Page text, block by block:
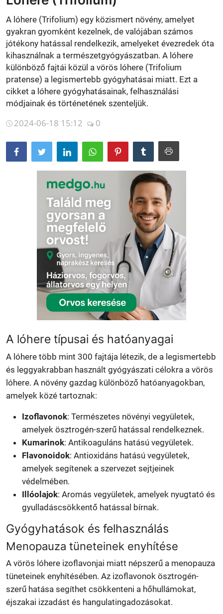
Betegségek
Gyógynövénybolt kereső
A lóhere (Trifolium) egy közismert növény, amelyet
gyakran gyomként kezelnek, de valójában számos
jótékony hatással rendelkezik, amelyeket évezredek óta
kihasználnak a természetgyógyászatban. A lóhere
különböző fajtái közül a vörös lóhere (Trifolium
pratense) a legismertebb gyógyhatásai miatt. Ezt a
cikket a lóhere gyógyhatásainak, felhasználási
módjainak és történetének szenteljük.
2024-06-18 15:12 0
A lóhere típusai és hatóanyagai
A lóhere több mint 300 fajtája létezik, de a legismertebb
és leggyakrabban használt gyógyászati célokra a vörös
lóhere. A növény gazdag különböző hatóanyagokban,
amelyek közé tartoznak:
Izoflavonok: Természetes növényi vegyületek,
amelyek ösztrogén-szerű hatással rendelkeznek.
Kumarinok: Antikoaguláns hatású vegyületek.
Flavonoidok: Antioxidáns hatású vegyületek,
amelyek segítenek a szervezet sejtjeinek
védelmében.
Illóolajok: Aromás vegyületek, amelyek nyugtató és
gyulladáscsökkentő hatással bírnak.
Gyógyhatások és felhasználás
Menopauza tüneteinek enyhítése
A vörös lóhere izoflavonjai miatt népszerű a menopauza
tüneteinek enyhítésében. Az izoflavonok ösztrogén-
szerű hatása segíthet csökkenteni a hőhullámokat,
éjszakai izzadást és hangulatingadozásokat.